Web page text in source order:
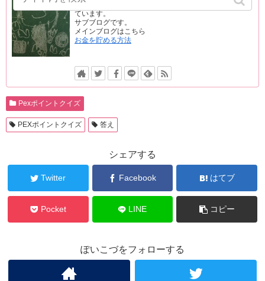
このブログでは、簡単なお得情報を速報でどんどん挙げ
ています。
サブブログです。
メインブログはこちら
お金を貯める方法
Pexポイントクイズ
PEXポイントクイズ 答え
シェアする
Twitter Facebook はてブ
Pocket LINE コピー
ぽいこづをフォローする